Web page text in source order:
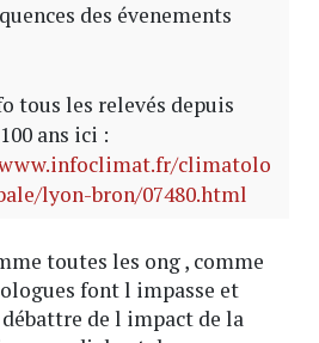
des évenements
tous les relevés depuis
ans ici :
climatolo
lyon-bron/07480.html
toutes les ong , comme
font l impasse et
de l impact de la